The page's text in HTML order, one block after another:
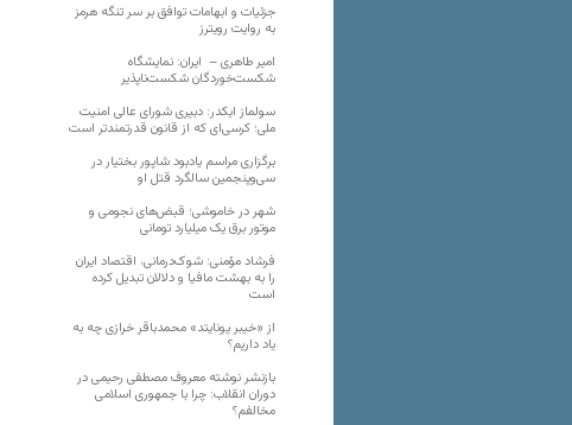
جزئیات و ابهامات توافق بر سر تنگه هرمز
به روایت رویترز
امیر طاهری – ایران: نمایشگاه
شکست‌خوردگان شکست‌ناپذیر
سولماز ایکدر: دبیری شورای عالی امنیت
ملی؛ کرسی‌ای که از قانون قدرتمندتر است
برگزاری مراسم یادبود شاپور بختیار در
سی‌وپنجمین سالگرد قتل او
شهر در خاموشی؛ قبض‌های نجومی و
موتور برق یک میلیارد تومانی
فرشاد مؤمنی: شوک‌درمانی، اقتصاد ایران
را به بهشت مافیا و دلالان تبدیل کرده
است
از «خیبر یونایتد» محمدباقر خرازی چه به
یاد داریم؟
بازنشر نوشته معروف مصطفی رحیمی در
دوران انقلاب: چرا با جمهوری اسلامی
مخالفم؟